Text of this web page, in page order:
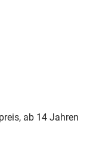
ab 14 Jahren